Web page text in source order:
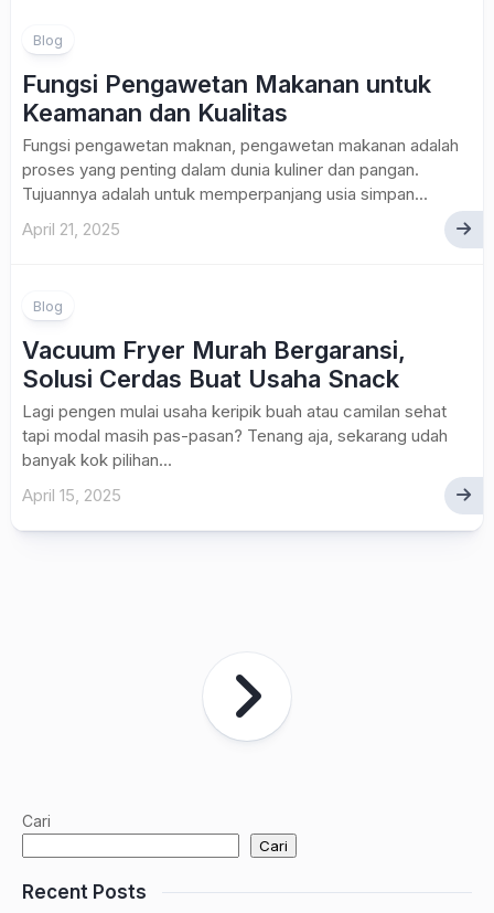
Blog
Fungsi Pengawetan Makanan untuk
Keamanan dan Kualitas
Fungsi pengawetan maknan, pengawetan makanan adalah
proses yang penting dalam dunia kuliner dan pangan.
Tujuannya adalah untuk memperpanjang usia simpan...
April 21, 2025
Blog
Vacuum Fryer Murah Bergaransi,
Solusi Cerdas Buat Usaha Snack
Lagi pengen mulai usaha keripik buah atau camilan sehat
tapi modal masih pas-pasan? Tenang aja, sekarang udah
banyak kok pilihan...
April 15, 2025
Cari
Cari
Recent Posts